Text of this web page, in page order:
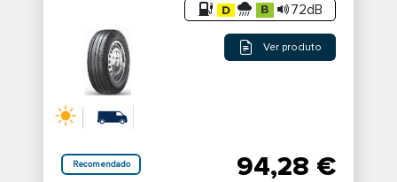
72dB
Ver produto
Recomendado 94,28 €